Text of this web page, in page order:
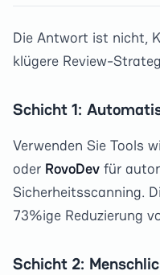
Die Antwort ist nicht,
klügere Review-
Schicht 1:
Verwenden Sie Tools
oder RovoDev für
Sicherheitsscanning.
73%ige Reduzierung
Schicht 2: